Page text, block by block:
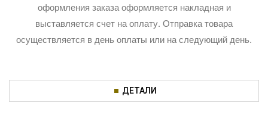
оформления заказа оформляется накладная и
выставляется счет на оплату. Отправка товара
осуществляется в день оплаты или на следующий день.
ДЕТАЛИ